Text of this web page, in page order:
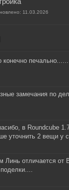
11.03.2026
конечно печально......
замечания по
в Roundcube
уточнить 2 вещи у
Линь отличается